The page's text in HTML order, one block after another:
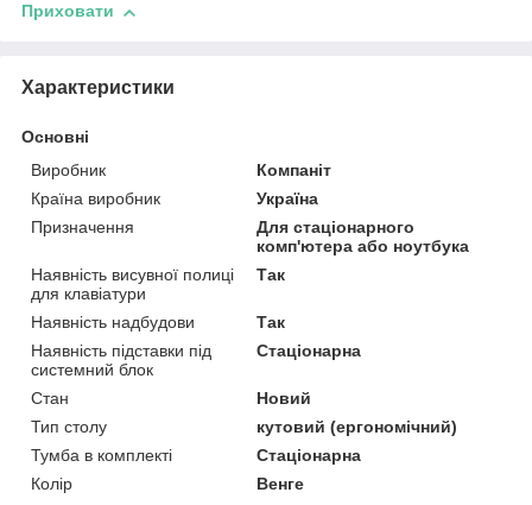
Приховати
Характеристики
Основні
Виробник
Компаніт
Країна виробник
Україна
Призначення
Для стаціонарного
комп'ютера або ноутбука
Наявність висувної полиці
для клавіатури
Так
Наявність надбудови
Так
Наявність підставки під
системний блок
Стаціонарна
Стан
Новий
Тип столу
кутовий (ергономічний)
Тумба в комплекті
Стаціонарна
Колір
Венге